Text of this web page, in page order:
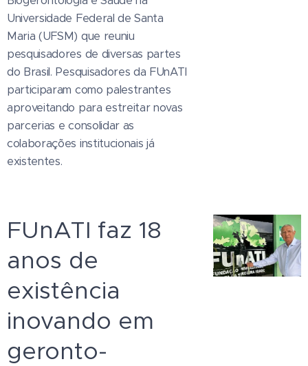
Universidade Federal de Santa
Maria (UFSM) que reuniu
pesquisadores de diversas partes
do Brasil. Pesquisadores da FUnATI
participaram como palestrantes
aproveitando para estreitar novas
parcerias e consolidar as
colaborações institucionais já
existentes.
FUnATI faz 18
anos de
existência
inovando em
geronto-